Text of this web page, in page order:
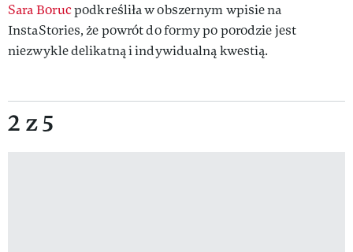
Sara Borucpodkreśliła w obszernym wpisie na
InstaStories, że powrót do formy po porodzie jest
niezwykle delikatną i indywidualną kwestią.
2 z 5